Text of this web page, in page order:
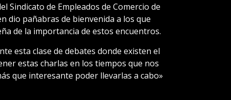
Sindicato de Empleados de Comercio de
dio pañabras de bienvenida a los que
de la importancia de estos encuentros.
esta clase de debates donde existen el
estas charlas en los tiempos que nos
que interesante poder llevarlas a cabo»